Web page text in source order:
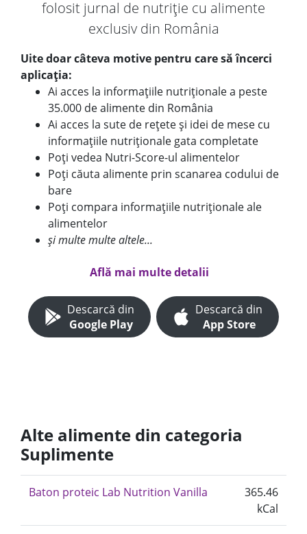
folosit jurnal de nutriție cu alimente
exclusiv din România
Uite doar câteva motive pentru care să încerci
aplicația:
Ai acces la informațiile nutriționale a peste
35.000 de alimente din România
Ai acces la sute de rețete și idei de mese cu
informațiile nutriționale gata completate
Poți vedea Nutri-Score-ul alimentelor
Poți căuta alimente prin scanarea codului de
bare
Poți compara informațiile nutriționale ale
alimentelor
și multe multe altele...
Află mai multe detalii
Descarcă din
Google Play
Descarcă din
App Store
Alte alimente din categoria
Suplimente
Baton proteic Lab Nutrition Vanilla
365.46
kCal